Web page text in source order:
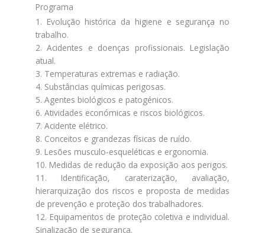
Programa
1. Evolução histórica da higiene e segurança no
trabalho.
2. Acidentes e doenças profissionais. Legislação
atual.
3. Temperaturas extremas e radiação.
4. Substâncias químicas perigosas.
5. Agentes biológicos e patogénicos.
6. Atividades económicas e riscos biológicos.
7. Acidente elétrico.
8. Conceitos e grandezas físicas de ruído.
9. Lesões musculo-esqueléticas e ergonomia.
10. Medidas de redução da exposição aos perigos.
11. Identificação, caraterização, avaliação,
hierarquização dos riscos e proposta de medidas
de prevenção e proteção dos trabalhadores.
12. Equipamentos de proteção coletiva e individual.
Sinalização de segurança.